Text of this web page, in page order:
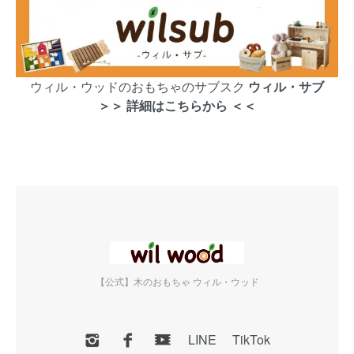
ウィル・ウッドのおもちゃのサブスク ウィル・サブ
＞＞ 詳細はこちらから ＜＜
【公式】木のおもちゃ ウィル・ウッド
LINE TikTok